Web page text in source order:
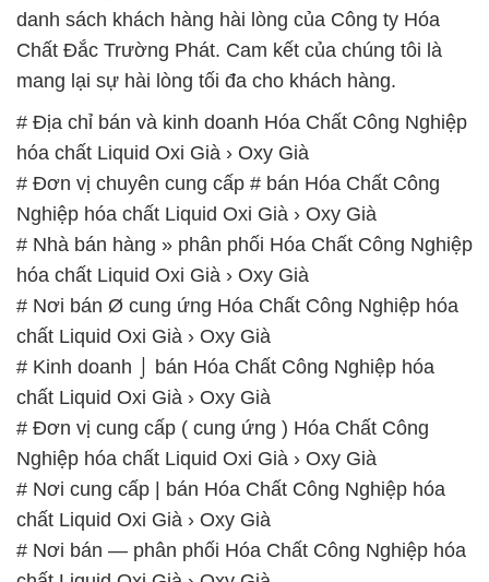
hóa chất Liquid Oxi Già › Oxy Già
# Đơn vị chuyên cung cấp # bán Hóa Chất Công
Nghiệp hóa chất Liquid Oxi Già › Oxy Già
# Nhà bán hàng » phân phối Hóa Chất Công Nghiệp
hóa chất Liquid Oxi Già › Oxy Già
# Nơi bán Ø cung ứng Hóa Chất Công Nghiệp hóa
chất Liquid Oxi Già › Oxy Già
# Kinh doanh ⌡ bán Hóa Chất Công Nghiệp hóa
chất Liquid Oxi Già › Oxy Già
# Đơn vị cung cấp ( cung ứng ) Hóa Chất Công
Nghiệp hóa chất Liquid Oxi Già › Oxy Già
# Nơi cung cấp | bán Hóa Chất Công Nghiệp hóa
chất Liquid Oxi Già › Oxy Già
# Nơi bán — phân phối Hóa Chất Công Nghiệp hóa
chất Liquid Oxi Già › Oxy Già
# Đơn vị chuyên bán ∩ thương mại Hóa Chất Công
Nghiệp hóa chất Liquid Oxi Già › Oxy Già
# Đơn vị chuyên cung cấp © kinh doanh Hóa Chất
Công Nghiệp hóa chất Liquid Oxi Già › Oxy Già